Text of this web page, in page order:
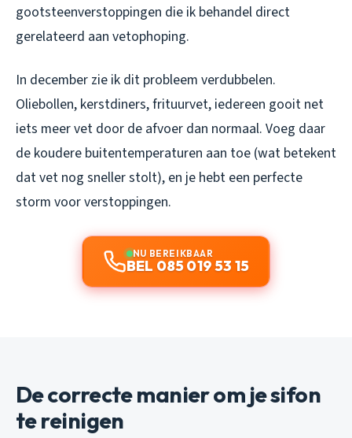
gootsteenverstoppingen die ik behandel direct
gerelateerd aan vetophoping.
In december zie ik dit probleem verdubbelen.
Oliebollen, kerstdiners, frituurvet, iedereen gooit net
iets meer vet door de afvoer dan normaal. Voeg daar
de koudere buitentemperaturen aan toe (wat betekent
dat vet nog sneller stolt), en je hebt een perfecte
storm voor verstoppingen.
NU BEREIKBAAR
BEL 085 019 53 15
De correcte manier om je sifon
te reinigen